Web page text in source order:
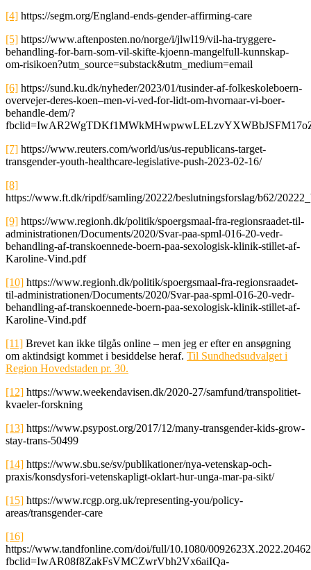
[4] https://segm.org/England-ends-gender-affirming-care
[5] https://www.aftenposten.no/norge/i/jlwl19/vil-ha-tryggere-
behandling-for-barn-som-vil-skifte-kjoenn-mangelfull-kunnskap-
om-risikoen?utm_source=substack&utm_medium=email
[6] https://sund.ku.dk/nyheder/2023/01/tusinder-af-folkeskoleboern-
overvejer-deres-koen–men-vi-ved-for-lidt-om-hvornaar-vi-boer-
behandle-dem/?
[7] https://www.reuters.com/world/us/us-republicans-target-
transgender-youth-healthcare-legislative-push-2023-02-16/
[8]
https://www.ft.dk/ripdf/samling/20222/beslutningsforslag/b62/
[9] https://www.regionh.dk/politik/spoergsmaal-fra-regionsraadet-til-
administrationen/Documents/2020/Svar-paa-spml-016-20-vedr-
behandling-af-transkoennede-boern-paa-sexologisk-klinik-stillet-af-
Karoline-Vind.pdf
[10] https://www.regionh.dk/politik/spoergsmaal-fra-regionsraadet-
til-administrationen/Documents/2020/Svar-paa-spml-016-20-vedr-
behandling-af-transkoennede-boern-paa-sexologisk-klinik-stillet-af-
Karoline-Vind.pdf
[11] Brevet kan ikke tilgås online – men jeg er efter en ansøgning
om aktindsigt kommet i besiddelse heraf. Til Sundhedsudvalget i
Region Hovedstaden pr. 30.
[12] https://www.weekendavisen.dk/2020-27/samfund/transpolitiet-
kvaeler-forskning
[13] https://www.psypost.org/2017/12/many-transgender-kids-grow-
stay-trans-50499
[14] https://www.sbu.se/sv/publikationer/nya-vetenskap-och-
praxis/konsdysfori-vetenskapligt-oklart-hur-unga-mar-pa-sikt/
[15] https://www.rcgp.org.uk/representing-you/policy-
areas/transgender-care
[16]
https://www.tandfonline.com/doi/full/10.1080/
fbclid=IwAR08f8ZakFsVMCZwrVbh2Vx6aiIQa-